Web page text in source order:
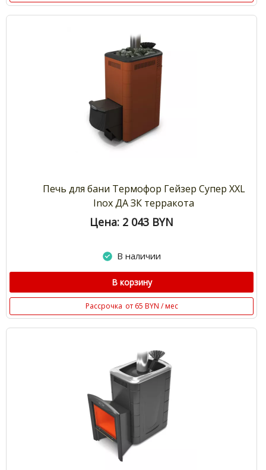
Печь для бани Термофор Гейзер Супер XXL
Inox ДА ЗК терракота
Цена: 2 043 BYN
В наличии
В корзину
Рассрочка от 65 BYN / мес